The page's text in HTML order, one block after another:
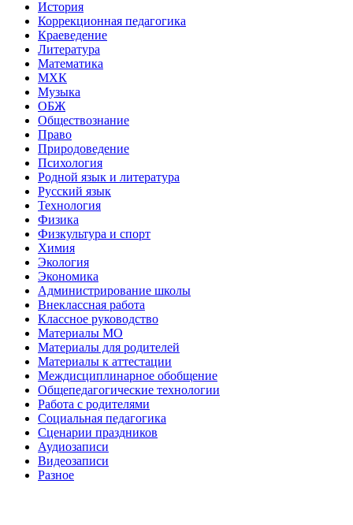
История
Коррекционная педагогика
Краеведение
Литература
Математика
МХК
Музыка
ОБЖ
Обществознание
Право
Природоведение
Психология
Родной язык и литература
Русский язык
Технология
Физика
Физкультура и спорт
Химия
Экология
Экономика
Администрирование школы
Внеклассная работа
Классное руководство
Материалы МО
Материалы для родителей
Материалы к аттестации
Междисциплинарное обобщение
Общепедагогические технологии
Работа с родителями
Социальная педагогика
Сценарии праздников
Аудиозаписи
Видеозаписи
Разное